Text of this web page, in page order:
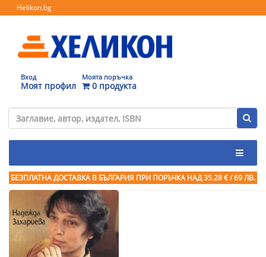
Helikon.bg
Вход
Моят профил
Моята поръчка
0 продукта
БЕЗПЛАТНА ДОСТАВКА В БЪЛГАРИЯ ПРИ ПОРЪЧКА НАД 35.28 € / 69 ЛВ.